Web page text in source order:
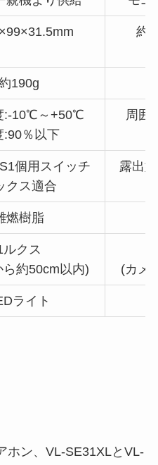
約
190g
:-10℃～+50℃
:90％以下
周囲
個用スイッチ
クス適合
露出
燃樹脂
ルクス
ら約50cm以内)
(カメ
ライト
ホン、VL-SE31XLとVL-